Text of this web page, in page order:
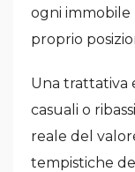
ogni immobile
proprio
Una trattativa
casuali o
reale del
tempistiche